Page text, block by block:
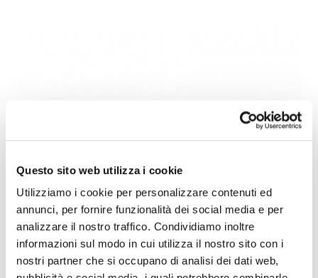
Questo sito web utilizza i cookie
Utilizziamo i cookie per personalizzare contenuti ed
annunci, per fornire funzionalità dei social media e per
analizzare il nostro traffico. Condividiamo inoltre
informazioni sul modo in cui utilizza il nostro sito con i
nostri partner che si occupano di analisi dei dati web,